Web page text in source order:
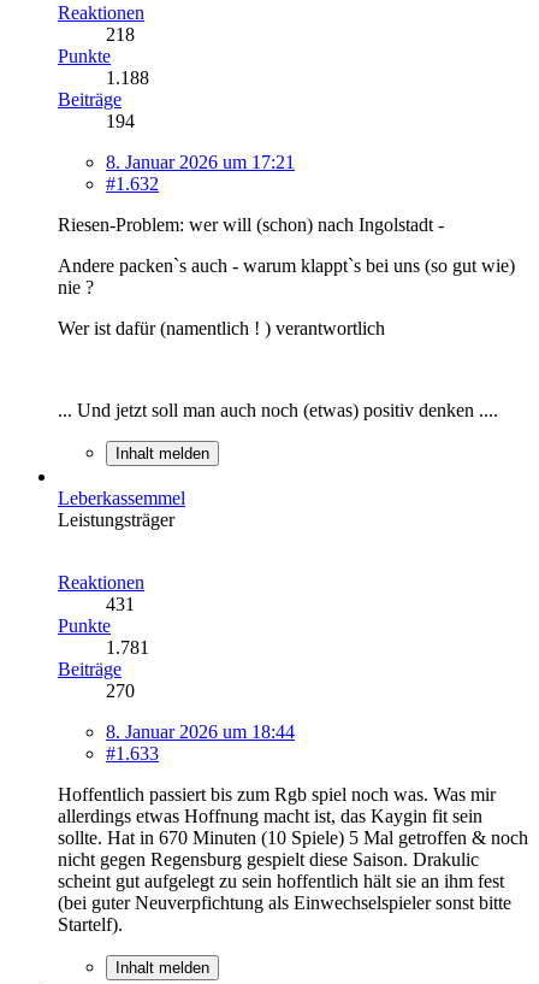
Reaktionen
218
Punkte
1.188
Beiträge
194
8. Januar 2026 um 17:21
#1.632
Riesen-Problem: wer will (schon) nach Ingolstadt -
Andere packen`s auch - warum klappt`s bei uns (so gut wie)
nie ?
Wer ist dafür (namentlich ! ) verantwortlich
... Und jetzt soll man auch noch (etwas) positiv denken ....
Inhalt melden
Leberkassemmel
Leistungsträger
Reaktionen
431
Punkte
1.781
Beiträge
270
8. Januar 2026 um 18:44
#1.633
Hoffentlich passiert bis zum Rgb spiel noch was. Was mir
allerdings etwas Hoffnung macht ist, das Kaygin fit sein
sollte. Hat in 670 Minuten (10 Spiele) 5 Mal getroffen & noch
nicht gegen Regensburg gespielt diese Saison. Drakulic
scheint gut aufgelegt zu sein hoffentlich hält sie an ihm fest
(bei guter Neuverpfichtung als Einwechselspieler sonst bitte
Startelf).
Inhalt melden